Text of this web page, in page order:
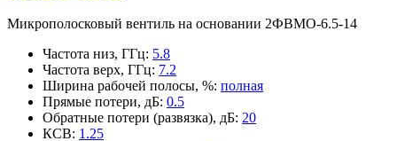
Микрополосковый вентиль на основании 2ФВМO-6.5-14
Частота низ, ГГц: 5.8
Частота верх, ГГц: 7.2
Ширина рабочей полосы, %: полная
Прямые потери, дБ: 0.5
Обратные потери (развязка), дБ: 20
КСВ: 1.25